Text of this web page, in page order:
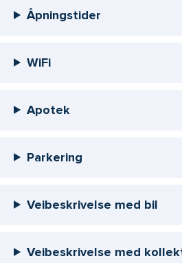
Åpningstider
WiFi
Apotek
Parkering
Veibeskrivelse med bil
Veibeskrivelse med